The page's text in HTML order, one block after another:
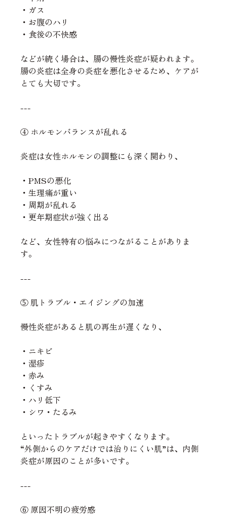
・ガス
・お腹のハリ
・食後の不快感
などが続く場合は、腸の慢性炎症が疑われます。
腸の炎症は全身の炎症を悪化させるため、ケアが
とても大切です。
---
④ ホルモンバランスが乱れる
炎症は女性ホルモンの調整にも深く関わり、
・PMSの悪化
・生理痛が重い
・周期が乱れる
・更年期症状が強く出る
など、女性特有の悩みにつながることがありま
す。
---
⑤ 肌トラブル・エイジングの加速
慢性炎症があると肌の再生が遅くなり、
・ニキビ
・湿疹
・赤み
・くすみ
・ハリ低下
・シワ・たるみ
といったトラブルが起きやすくなります。
“外側からのケアだけでは治りにくい肌”は、内側
炎症が原因のことが多いです。
---
⑥ 原因不明の疲労感